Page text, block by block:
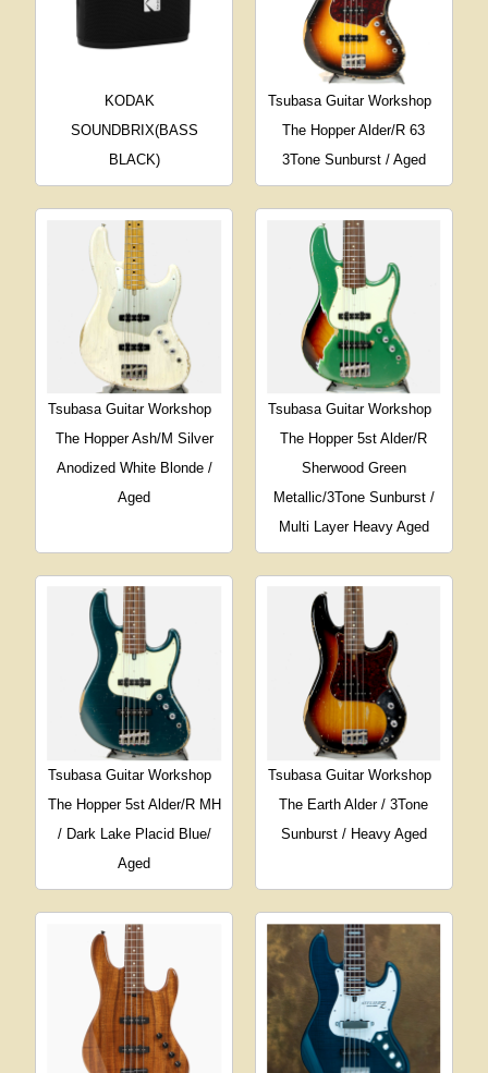
KODAK
SOUNDBRIX(BASS
BLACK)
Tsubasa Guitar Workshop
The Hopper Alder/R 63
3Tone Sunburst / Aged
Tsubasa Guitar Workshop
The Hopper Ash/M Silver
Anodized White Blonde /
Aged
Tsubasa Guitar Workshop
The Hopper 5st Alder/R
Sherwood Green
Metallic/3Tone Sunburst /
Multi Layer Heavy Aged
Tsubasa Guitar Workshop
The Hopper 5st Alder/R MH
/ Dark Lake Placid Blue/
Aged
Tsubasa Guitar Workshop
The Earth Alder / 3Tone
Sunburst / Heavy Aged